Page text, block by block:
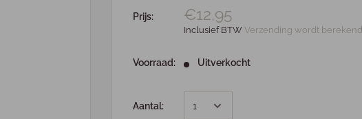
Prijs: €12,95
Inclusief BTW Verzending wordt berekend
Voorraad: Uitverkocht
Aantal: